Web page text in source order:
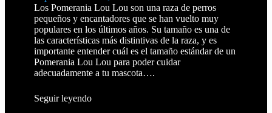
Los Pomerania Lou Lou son una raza de perros
pequeños y encantadores que se han vuelto muy
populares en los últimos años. Su tamaño es una de
las características más distintivas de la raza, y es
importante entender cuál es el tamaño estándar de un
Pomerania Lou Lou para poder cuidar
adecuadamente a tu mascota….
Seguir leyendo